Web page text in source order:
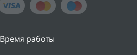
Время работы